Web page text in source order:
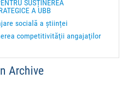
SUSȚINEREA
A UBB
socială a științei
competitivităţii angajaţilor
Archive